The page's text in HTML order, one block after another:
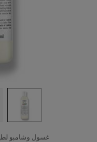
غسول وشامبو